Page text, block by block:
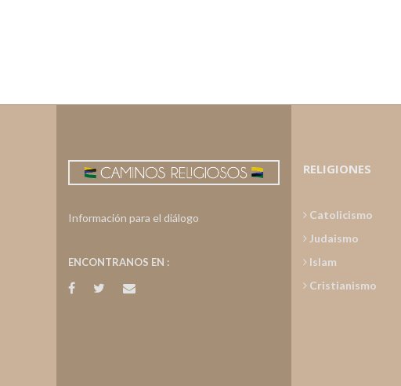
Información para el diálogo
ENCONTRANOS EN :
RELIGIONES
Catolicismo
Judaismo
Islam
Cristianismo